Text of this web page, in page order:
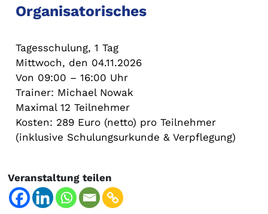
Organisatorisches
Tagesschulung, 1 Tag
Mittwoch, den 04.11.2026
Von 09:00 – 16:00 Uhr
Trainer: Michael Nowak
Maximal 12 Teilnehmer
Kosten: 289 Euro (netto) pro Teilnehmer
(inklusive Schulungsurkunde & Verpflegung)
Veranstaltung teilen